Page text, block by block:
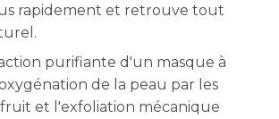
rapidement et retrouve tout
purifiante d'un masque à
de la peau par les
et l'exfoliation mécanique